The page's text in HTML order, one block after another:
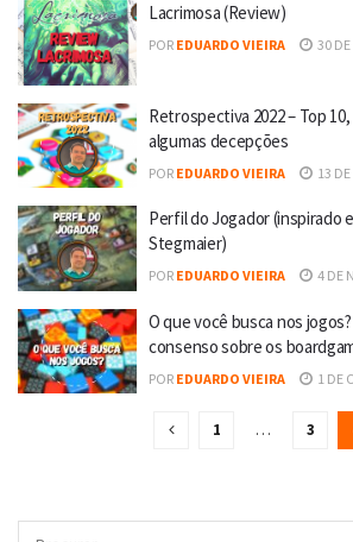
Lacrimosa (Review)
POR EDUARDO VIEIRA 30
Retrospectiva 2022 – Top
algumas decepções
POR EDUARDO VIEIRA 13
Perfil do Jogador (inspirado
Stegmaier)
POR EDUARDO VIEIRA 4 DE
O que você busca nos
consenso sobre os
POR EDUARDO VIEIRA 1 DE
1 … 3